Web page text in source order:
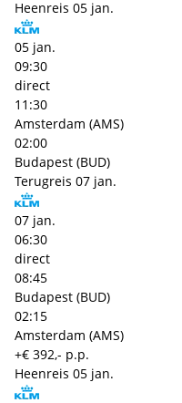
Heenreis 05 jan.
05 jan.
09:30
direct
11:30
Amsterdam (AMS)
02:00
Budapest (BUD)
Terugreis 07 jan.
07 jan.
06:30
direct
08:45
Budapest (BUD)
02:15
Amsterdam (AMS)
+€ 392,- p.p.
Heenreis 05 jan.